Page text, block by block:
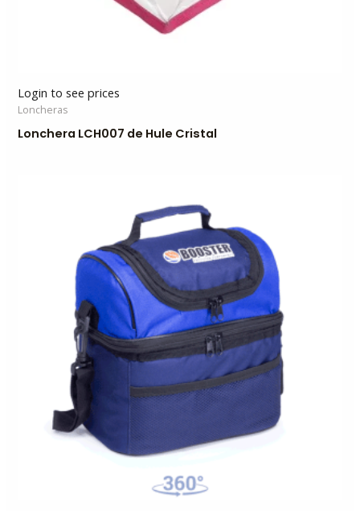
Login to see prices
Loncheras
Lonchera LCH007 de Hule Cristal